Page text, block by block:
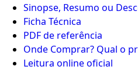
Sinopse, Resumo ou
Ficha Técnica
PDF de referência
Onde Comprar? Qual o
Leitura online oficial